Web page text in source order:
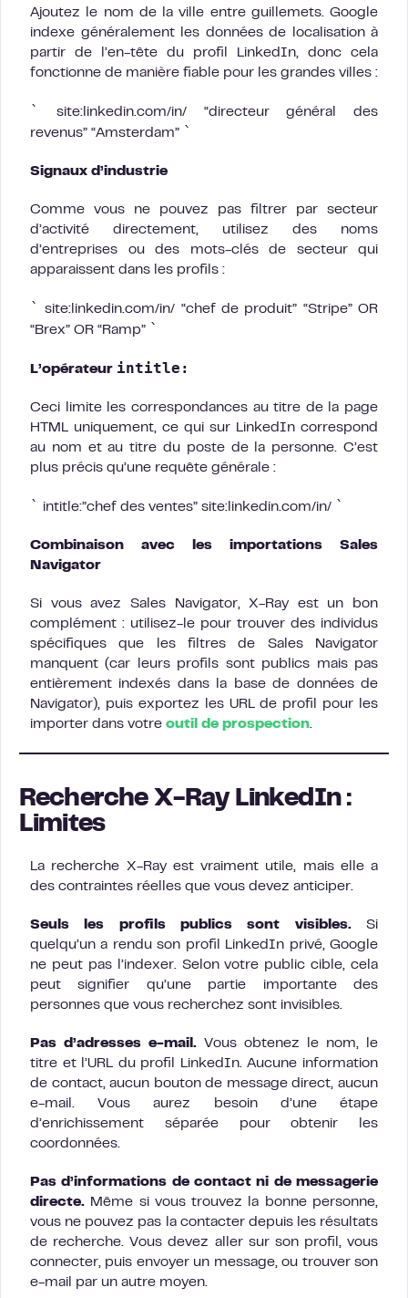
Ajoutez le nom de la ville entre guillemets. Google
indexe généralement les données de localisation à
partir de l’en-tête du profil LinkedIn, donc cela
fonctionne de manière fiable pour les grandes villes :
`
site:linkedin.com/in/ “directeur général des
revenus” “Amsterdam” `
Signaux d’industrie
Comme vous ne pouvez pas filtrer par secteur
d’activité directement, utilisez des noms
d’entreprises ou des mots-clés de secteur qui
apparaissent dans les profils :
`
site:linkedin.com/in/ “chef de produit” “Stripe” OR
“Brex” OR “Ramp” `
L’opérateur intitle:
Ceci limite les correspondances au titre de la page
HTML uniquement, ce qui sur LinkedIn correspond
au nom et au titre du poste de la personne. C’est
plus précis qu’une requête générale :
` intitle:”chef des ventes” site:linkedin.com/in/ `
Combinaison avec les importations Sales
Navigator
Si vous avez Sales Navigator, X-Ray est un bon
complément : utilisez-le pour trouver des individus
spécifiques que les filtres de Sales Navigator
manquent (car leurs profils sont publics mais pas
entièrement indexés dans la base de données de
Navigator), puis exportez les URL de profil pour les
importer dans votre outil de prospection.
Recherche X-Ray LinkedIn :
Limites
La recherche X-Ray est vraiment utile, mais elle a
des contraintes réelles que vous devez anticiper.
Seuls les profils publics sont visibles.Si
quelqu’un a rendu son profil LinkedIn privé, Google
ne peut pas l’indexer. Selon votre public cible, cela
peut signifier qu’une partie importante des
personnes que vous recherchez sont invisibles.
Pas d’adresses e-mail. Vous obtenez le nom, le
titre et l’URL du profil LinkedIn. Aucune information
de contact, aucun bouton de message direct, aucun
e-mail. Vous aurez besoin d’une étape
d’enrichissement séparée pour obtenir les
coordonnées.
Pas d’informations de contact ni de messagerie
directe. Même si vous trouvez la bonne personne,
vous ne pouvez pas la contacter depuis les résultats
de recherche. Vous devez aller sur son profil, vous
connecter, puis envoyer un message, ou trouver son
e-mail par un autre moyen.